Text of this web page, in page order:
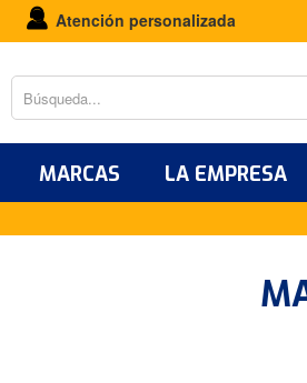
Atención personalizada
MARCAS LA EMPRESA